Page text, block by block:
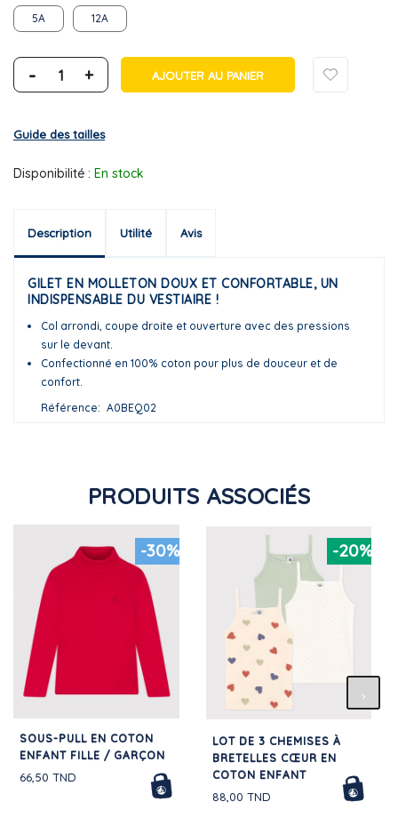
5A 12A
- + AJOUTER AU PANIER
Guide des tailles
Disponibilité : En stock
Description Utilité Avis
GILET EN MOLLETON DOUX ET CONFORTABLE, UN
INDISPENSABLE DU VESTIAIRE !
Col arrondi, coupe droite et ouverture avec des pressions
sur le devant.
Confectionné en 100% coton pour plus de douceur et de
confort.
Référence
A0BEQ02
PRODUITS ASSOCIÉS
-30%
SOUS-PULL EN COTON
ENFANT FILLE / GARÇON
66,50 TND
-20%
LOT DE 3 CHEMISES À
BRETELLES CŒUR EN
COTON ENFANT
88,00 TND